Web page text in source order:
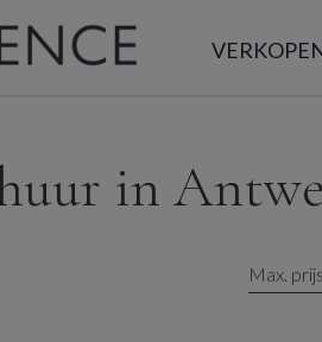
in
Max. prijs